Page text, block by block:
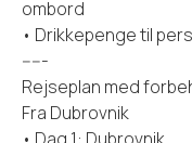
ombord
• Drikkepenge til
-----
Rejseplan med
Fra Dubrovnik
• Dag 1: Dubrovnik